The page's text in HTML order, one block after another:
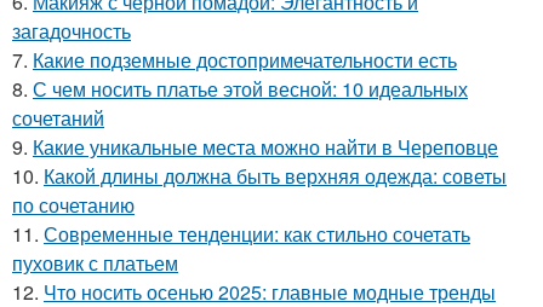
загадочность
7. Какие подземные достопримечательности есть
8. С чем носить платье этой весной: 10 идеальных
сочетаний
9. Какие уникальные места можно найти в Череповце
10. Какой длины должна быть верхняя одежда: советы
по сочетанию
11. Современные тенденции: как стильно сочетать
пуховик с платьем
12. Что носить осенью 2025: главные модные тренды